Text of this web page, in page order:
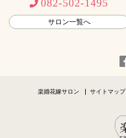
082-502-1495
サロン一覧へ
楽婚花嫁サロン サイトマップ